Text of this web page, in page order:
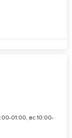
01:00, вс 10:00-